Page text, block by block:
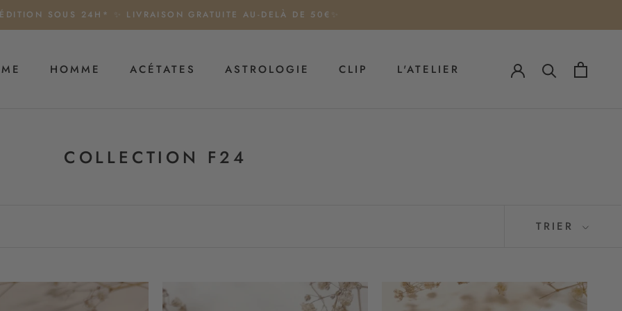
SOUS 24H* ✨ LIVRAISON GRATUITE AU-DELÀ DE 50€✨
HOMME ACÉTATES ASTROLOGIE CLIP L'ATELIER
COLLECTION F24
TRIER